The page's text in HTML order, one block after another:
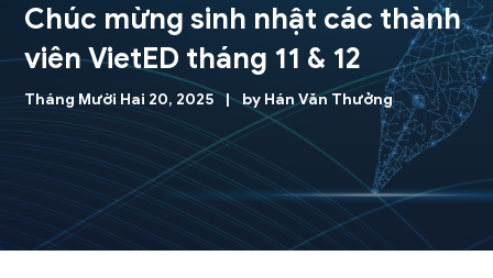
Chúc mừng sinh nhật các thành
viên VietED tháng 11 & 12
Tháng Mười Hai 20, 2025 by Hán Văn Thưởng